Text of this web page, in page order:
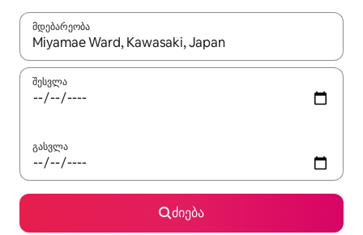
მდებარეობა
როცა შედეგები ხელმისაწვდომი გახდება, ნავიგაციისთვის
შესვლა
გასვლა
ძიება